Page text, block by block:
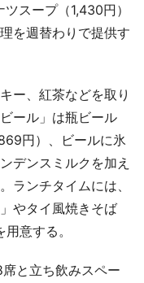
スープ（1,430円）
を週替わりで提供す
ー、紅茶などを取り
ール」は瓶ビール
円）、ビールに氷
デンスミルクを加え
ランチタイムには、
やタイ風焼きそば
意する。
と立ち飲みスペー